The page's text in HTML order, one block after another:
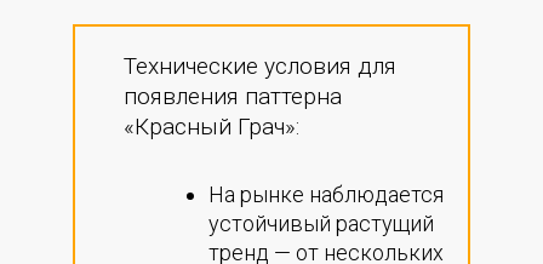
Технические условия для
появления паттерна
«Красный Грач»:
На рынке наблюдается
устойчивый растущий
тренд — от нескольких